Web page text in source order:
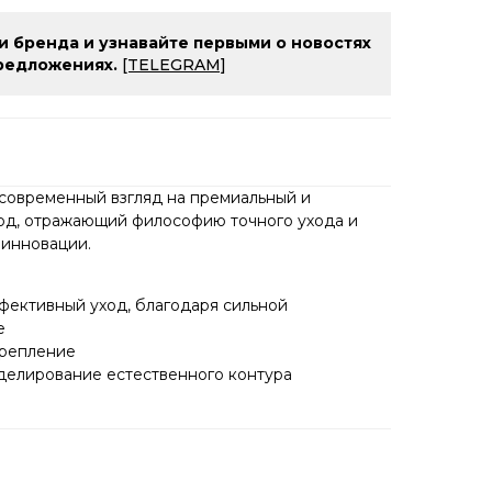
бренда и узнавайте первыми о новостях
[TELEGRAM]
взгляд на премиальный и
отражающий философию точного ухода и
уход, благодаря сильной
естественного контура